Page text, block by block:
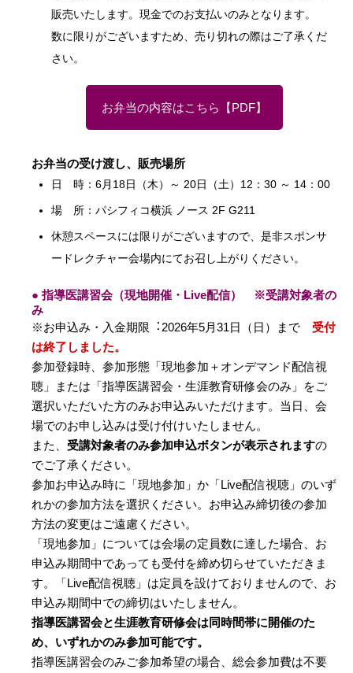
販売いたします。現金でのお支払いのみとなります。
数に限りがございますため、売り切れの際はご了承くだ
さい。
お弁当の内容はこちら【PDF】
お弁当の受け渡し、販売場所
日 時：6月18日（木）～ 20日（土）12：30 ～ 14：00
場 所：パシフィコ横浜 ノース 2F G211
休憩スペースには限りがございますので、是非スポンサ
ードレクチャー会場内にてお召し上がりください。
● 指導医講習会（現地開催・Live配信） ※受講対象者の
み
※お申込み・⼊⾦期限︓2026年5⽉31⽇（日）まで 受付
は終了しました。
参加登録時、参加形態「現地参加＋オンデマンド配信視
聴」または「指導医講習会・生涯教育研修会のみ」をご
選択いただいた⽅のみお申込みいただけます。当日、会
場でのお申し込みは受け付けいたしません。
また、 受講対象者のみ参加申込ボタンが表示されますの
でご了承ください。
参加お申込み時に「現地参加」か「Live配信視聴」のいず
れかの参加⽅法を選択ください。お申込み締切後の参加
⽅法の変更はご遠慮ください。
「現地参加」については会場の定員数に達した場合、お
申込み期間中であっても受付を締め切らせていただきま
す。「Live配信視聴」は定員を設けておりませんので、お
申込み期間中での締切はいたしません。
指導医講習会と生涯教育研修会は同時間帯に開催のた
め、いずれかのみ参加可能です。
指導医講習会のみご参加希望の場合、総会参加費は不要